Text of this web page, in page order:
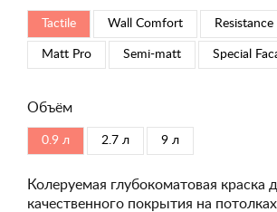
Tactile Wall Comfort Resistance
Matt Pro Semi-matt Special
Объём
0.9 л 2.7 л 9 л
Колеруемая глубокоматовая краска
качественного покрытия на